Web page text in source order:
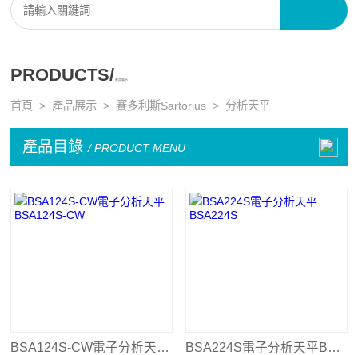
PRODUCTS/ 產品展示
首頁 > 產品展示 > 賽多利斯Sartorius > 分析天平
產品目錄 / PRODUCT MENU
BSA124S-CW電子分析天平BSA124S-CW BSA224S電子分析天平BSA224S